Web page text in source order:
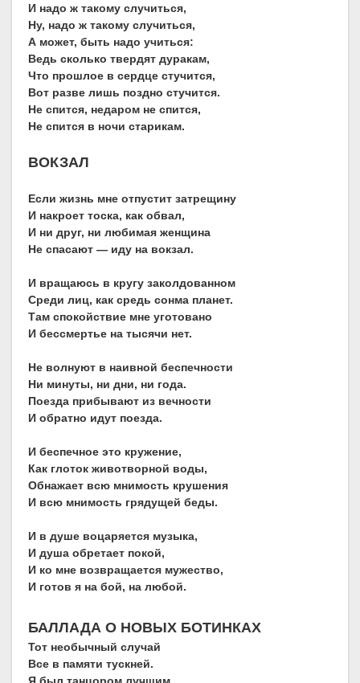
И надо ж такому случиться,
Ну, надо ж такому случиться,
А может, быть надо учиться:
Ведь сколько твердят дуракам,
Что прошлое в сердце стучится,
Вот разве лишь поздно стучится.
Не спится, недаром не спится,
Не спится в ночи старикам.
ВОКЗАЛ
Если жизнь мне отпустит затрещину
И накроет тоска, как обвал,
И ни друг, ни любимая женщина
Не спасают — иду на вокзал.
И вращаюсь в кругу заколдованном
Среди лиц, как средь сонма планет.
Там спокойствие мне уготовано
И бессмертье на тысячи нет.
Не волнуют в наивной беспечности
Ни минуты, ни дни, ни года.
Поезда прибывают из вечности
И обратно идут поезда.
И беспечное это кружение,
Как глоток животворной воды,
Обнажает всю мнимость крушения
И всю мнимость грядущей беды.
И в душе воцаряется музыка,
И душа обретает покой,
И ко мне возвращается мужество,
И готов я на бой, на любой.
БАЛЛАДА О НОВЫХ БОТИНКАХ
Тот необычный случай
Все в памяти тускней.